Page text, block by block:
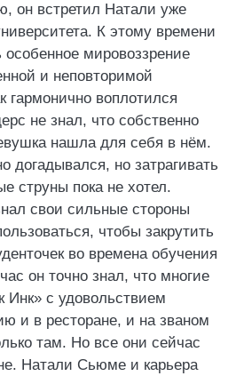
он встретил Натали уже
К этому времени
мировоззрение
и неповторимой
гармонично воплотился
не знал, что собственно
нашла для себя в нём.
догадывался, но затрагивать
струны пока не хотел.
свои сильные стороны
чтобы закрутить
во времена обучения
он точно знал, что многие
Инк» с удовольствием
и в ресторане, и на званом
там. Но все они сейчас
Натали Сьюме и карьера